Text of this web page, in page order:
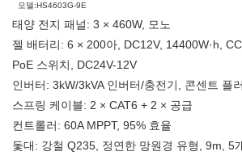
모델:HS4603G-9E
태양 전지 패널: 3 × 460W, 모노
젤 배터리: 6 × 200아, DC12V, 14400W·h,
PoE 스위치, DC24V-12V
인버터: 3kW/3kVA 인버터/충전기, 콘센트 플
스프링 케이블: 2 × CAT6 + 2 × 공급
컨트롤러: 60A MPPT, 95% 효율
돛대: 강철 Q235, 정연한 망원경 유형, 9m, 5